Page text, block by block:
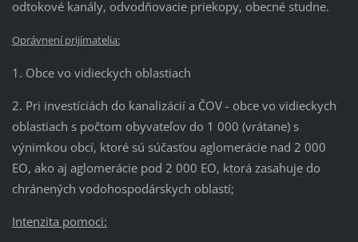
odtokové kanály, odvodňovacie priekopy, obecné studne.
Oprávnení prijímatelia:
1. Obce vo vidieckych oblastiach
2. Pri investíciách do kanalizácií a ČOV - obce vo vidieckych
oblastiach s počtom obyvateľov do 1 000 (vrátane) s
výnimkou obcí, ktoré sú súčasťou aglomerácie nad 2 000
EO, ako aj aglomerácie pod 2 000 EO, ktorá zasahuje do
chránených vodohospodárskych oblastí;
Intenzita pomoci: